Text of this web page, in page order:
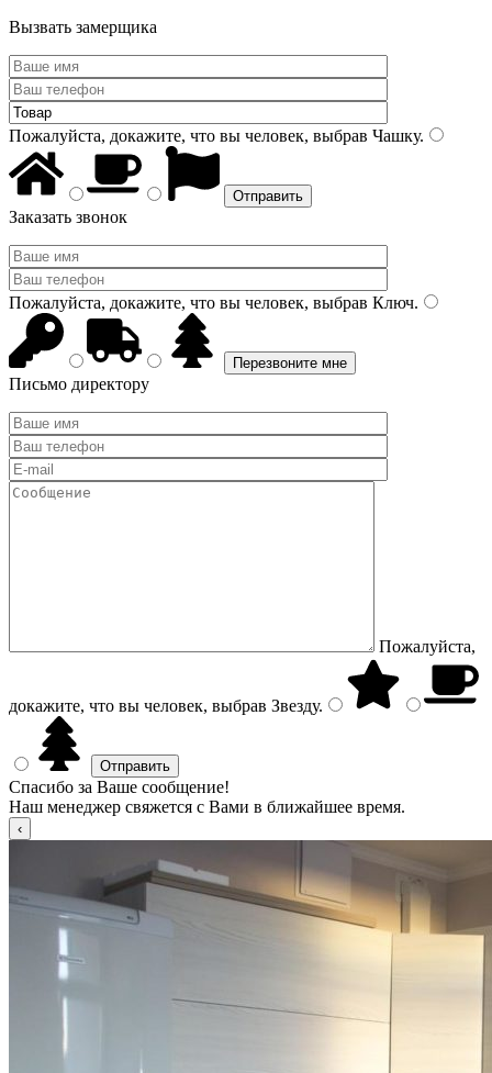
Вызвать замерщика
Пожалуйста, докажите, что вы человек, выбрав Чашку.
Заказать звонок
Пожалуйста, докажите, что вы человек, выбрав Ключ.
Письмо директору
Пожалуйста,
докажите, что вы человек, выбрав Звезду.
Спасибо за Ваше сообщение!
Наш менеджер свяжется с Вами в ближайшее время.